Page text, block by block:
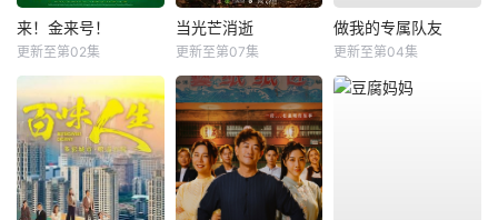
来！金来号！
更新至第02集
当光芒消逝
更新至第07集
做我的专属队友
更新至第04集